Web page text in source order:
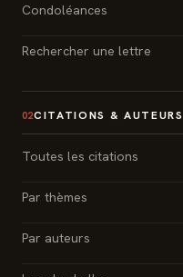
Condoléances
Rechercher une lettre
02CITATIONS & AUTEURS
Toutes les citations
Par thèmes
Par auteurs